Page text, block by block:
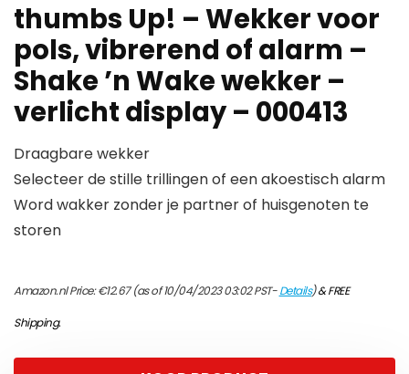
thumbs Up! – Wekker voor
pols, vibrerend of alarm –
Shake ’n Wake wekker –
verlicht display – 000413
Draagbare wekker
Selecteer de stille trillingen of een akoestisch alarm
Word wakker zonder je partner of huisgenoten te
storen
Amazon.nl Price:€12.67(as of 10/04/2023 03:02 PST-Details)&FREE
Shipping.